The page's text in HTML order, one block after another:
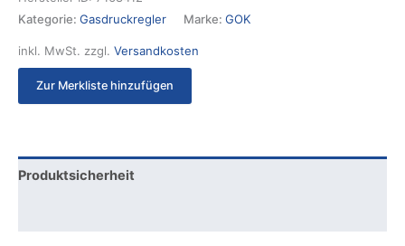
Kategorie: Gasdruckregler Marke: GOK
inkl. MwSt. zzgl. Versandkosten
Zur Merkliste hinzufügen
Produktsicherheit